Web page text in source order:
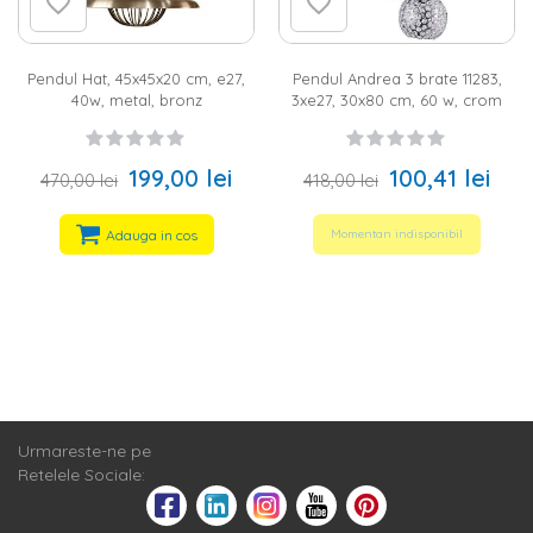
Pendul Hat, 45x45x20 cm, e27,
40w, metal, bronz
470,00 lei 199,00 lei
Adauga in cos
Pendul Andrea 3 brate 11283,
3xe27, 30x80 cm, 60 w, crom
418,00 lei 100,41 lei
Momentan indisponibil
Urmareste-ne pe
Retelele Sociale: